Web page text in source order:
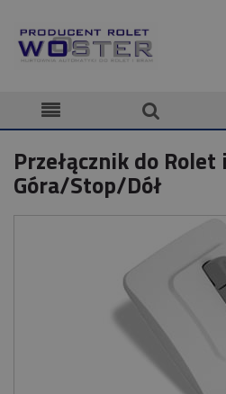
Przełącznik do Rolet
Góra/Stop/Dół